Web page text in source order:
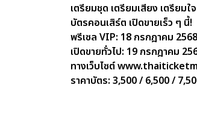
เตรียมชุด เตรียมเสียง เตรียม
บัตรคอนเสิร์ต เปิดขายเร็ว ๆ นี้!
พรีเซล VIP: 18 กรกฎาคม
เปิดขายทั่วไป: 19 กรกฎาคม
ทางเว็บไซต์
ราคาบัตร: 3,500 / 6,500 /